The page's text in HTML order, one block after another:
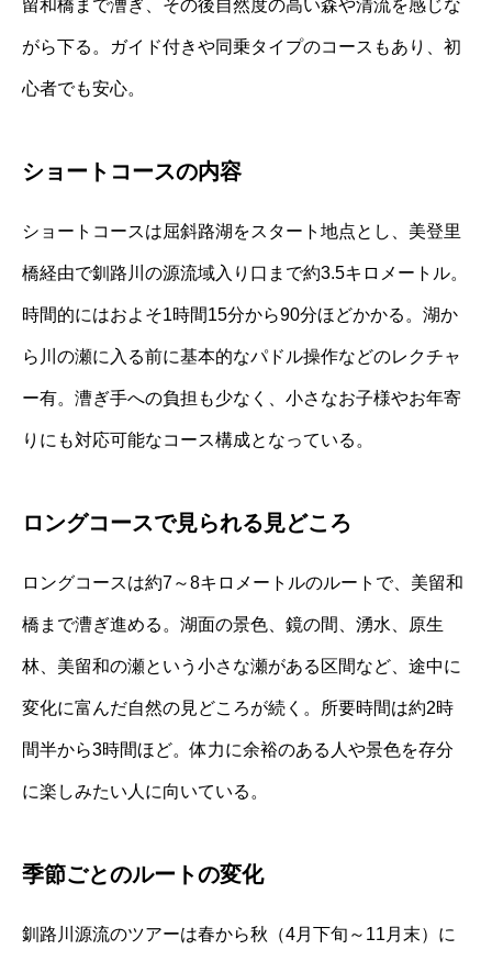
留和橋まで漕ぎ、その後自然度の高い森や清流を感じな
がら下る。ガイド付きや同乗タイプのコースもあり、初
心者でも安心。
ショートコースの内容
ショートコースは屈斜路湖をスタート地点とし、美登里
橋経由で釧路川の源流域入り口まで約3.5キロメートル。
時間的にはおよそ1時間15分から90分ほどかかる。湖か
ら川の瀬に入る前に基本的なパドル操作などのレクチャ
ー有。漕ぎ手への負担も少なく、小さなお子様やお年寄
りにも対応可能なコース構成となっている。
ロングコースで見られる見どころ
ロングコースは約7～8キロメートルのルートで、美留和
橋まで漕ぎ進める。湖面の景色、鏡の間、湧水、原生
林、美留和の瀬という小さな瀬がある区間など、途中に
変化に富んだ自然の見どころが続く。所要時間は約2時
間半から3時間ほど。体力に余裕のある人や景色を存分
に楽しみたい人に向いている。
季節ごとのルートの変化
釧路川源流のツアーは春から秋（4月下旬～11月末）に